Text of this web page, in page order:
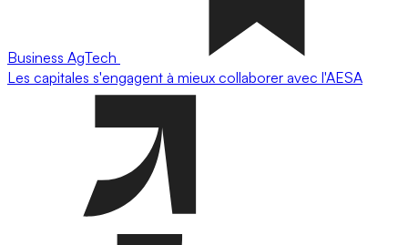
Business AgTech
Les capitales s'engagent à mieux collaborer avec l'AESA